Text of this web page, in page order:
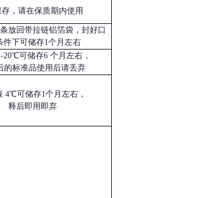
，请在保质期内使用
放回带拉链铝箔袋，封好口
下可储存1个月左右
-20℃可储存6 个月左右，
的标准品使用后请丢弃
4℃可储存1个月左右，
释后即用即弃